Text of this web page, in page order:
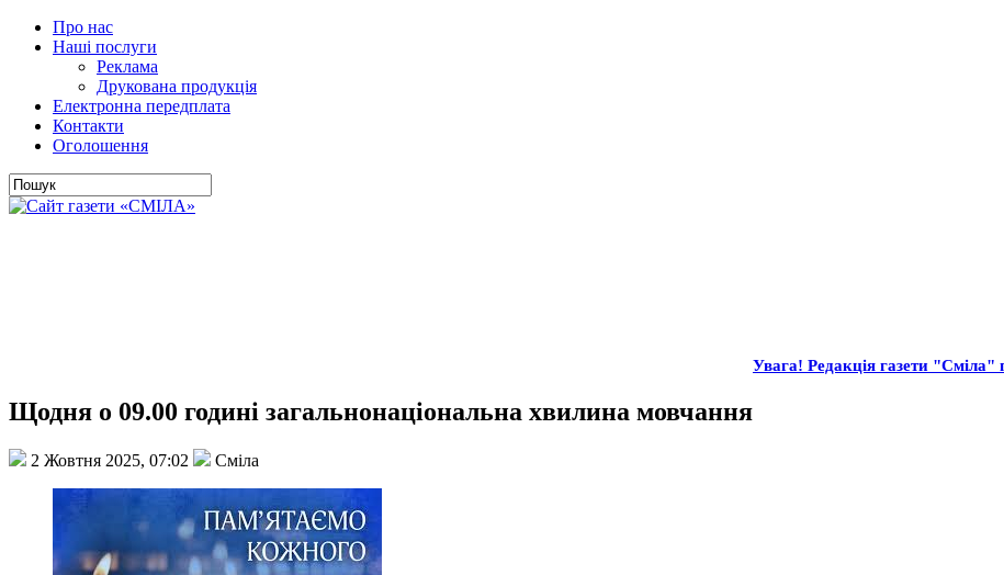
Про нас
Наші послуги
Реклама
Друкована продукція
Електронна передплата
Контакти
Оголошення
Увага! Редакція газети "Сміла"
Щодня о 09.00 годині загальнонаціональна хвилина мовчання
2 Жовтня 2025, 07:02 Сміла